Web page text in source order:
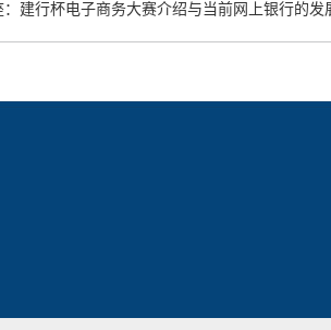
：建行杯电子商务大赛介绍与当前网上银行的发